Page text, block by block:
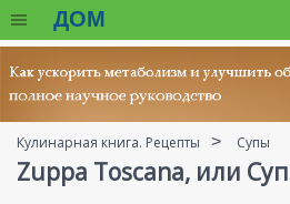
ДОМ
Кулинарная книга. Рецепты Супы
Zuppa Toscana, или